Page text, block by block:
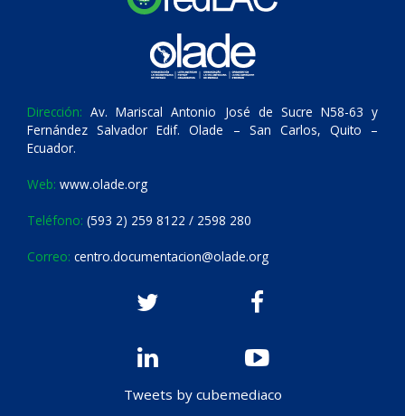
Dirección: Av. Mariscal Antonio José de Sucre N58-63 y
Fernández Salvador Edif. Olade – San Carlos, Quito –
Ecuador.
Web: www.olade.org
Teléfono: (593 2) 259 8122 / 2598 280
Correo: centro.documentacion@olade.org
Tweets by cubemediaco